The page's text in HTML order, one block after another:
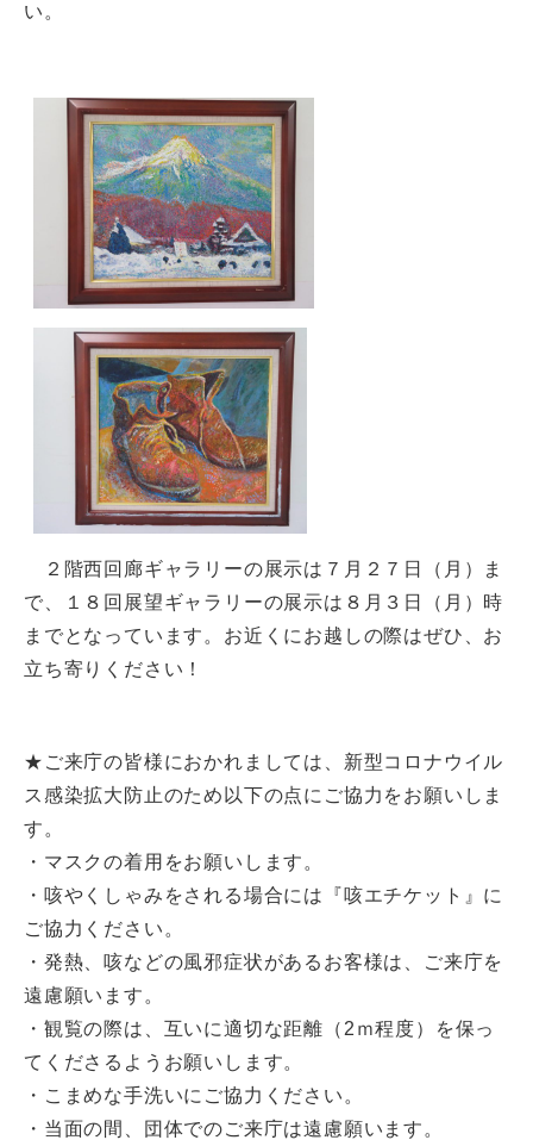
い。
２階西回廊ギャラリーの展示は７月２７日（月）ま
で、１８回展望ギャラリーの展示は８月３日（月）時
までとなっています。お近くにお越しの際はぜひ、お
立ち寄りください！
★ご来庁の皆様におかれましては、新型コロナウイル
ス感染拡大防止のため以下の点にご協力をお願いしま
す。
・マスクの着用をお願いします。
・咳やくしゃみをされる場合には『咳エチケット』に
ご協力ください。
・発熱、咳などの風邪症状があるお客様は、ご来庁を
遠慮願います。
・観覧の際は、互いに適切な距離（2ｍ程度）を保っ
てくださるようお願いします。
・こまめな手洗いにご協力ください。
・当面の間、団体でのご来庁は遠慮願います。